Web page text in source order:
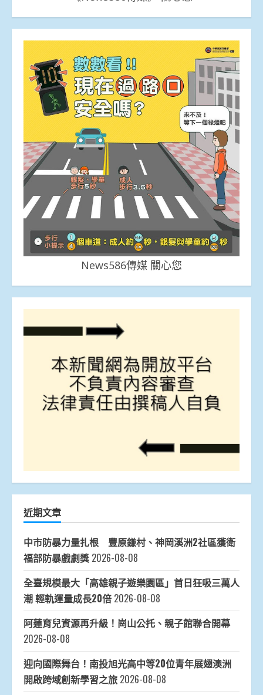
News586傳媒 關心您
近期文章
中市防暴力量扎根 豐原鎌村、神岡溪洲2社區獲衛
福部防暴戲劇獎 2026-08-08
全臺規模最大「高雄親子遊樂園區」首日狂吸三萬人
潮 輕軌運量成長20倍 2026-08-08
阿蓮育兒資源再升級！崗山公托、親子館聯合開幕
2026-08-08
迎向國際舞台！南投旭光高中等20位青年展翅澳洲
開啟跨域創新學習之旅 2026-08-08